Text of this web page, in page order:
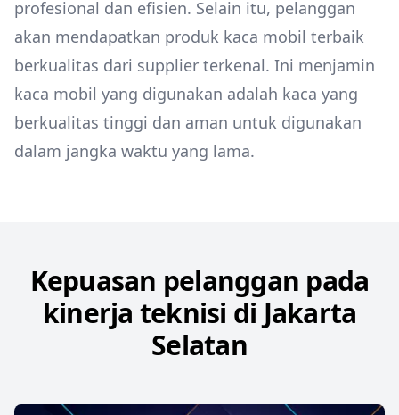
profesional dan efisien. Selain itu, pelanggan
akan mendapatkan produk kaca mobil terbaik
berkualitas dari supplier terkenal. Ini menjamin
kaca mobil yang digunakan adalah kaca yang
berkualitas tinggi dan aman untuk digunakan
dalam jangka waktu yang lama.
Kepuasan pelanggan pada
kinerja teknisi di Jakarta
Selatan